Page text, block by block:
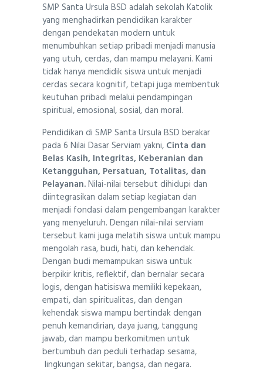
SMP Santa Ursula BSD adalah sekolah Katolik
yang menghadirkan pendidikan karakter
dengan pendekatan modern untuk
menumbuhkan setiap pribadi menjadi manusia
yang utuh, cerdas, dan mampu melayani. Kami
tidak hanya mendidik siswa untuk menjadi
cerdas secara kognitif, tetapi juga membentuk
keutuhan pribadi melalui pendampingan
spiritual, emosional, sosial, dan moral.
Pendidikan di SMP Santa Ursula BSD berakar
pada 6 Nilai Dasar Serviam yakni, Cinta dan
Belas Kasih, Integritas, Keberanian dan
Ketangguhan, Persatuan, Totalitas, dan
Pelayanan.Nilai-nilai tersebut dihidupi dan
diintegrasikan dalam setiap kegiatan dan
menjadi fondasi dalam pengembangan karakter
yang menyeluruh. Dengan nilai-nilai serviam
tersebut kami juga melatih siswa untuk mampu
mengolah rasa, budi, hati, dan kehendak.
Dengan budi memampukan siswa untuk
berpikir kritis, reflektif, dan bernalar secara
logis, dengan hatisiswa memiliki kepekaan,
empati, dan spiritualitas, dan dengan
kehendak siswa mampu bertindak dengan
penuh kemandirian, daya juang, tanggung
jawab, dan mampu berkomitmen untuk
bertumbuh dan peduli terhadap sesama,
lingkungan sekitar, bangsa, dan negara.